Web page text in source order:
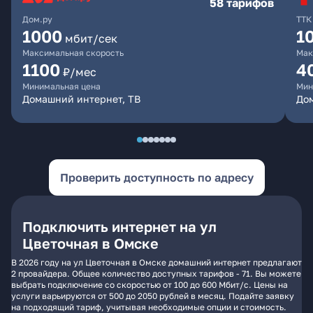
Дом.ру
58 тарифов
1000 мбит/сек
Максимальная скорость
1100 ₽/мес
Минимальная цена
Домашний интернет, ТВ
ТТК
Проверить доступность по адресу
Подключить интернет на ул
Цветочная в Омске
В 2026 году на ул Цветочная в Омске домашний интернет предлагают
2 провайдера. Общее количество доступных тарифов - 71. Вы можете
выбрать подключение со скоростью от 100 до 600 Мбит/с. Цены на
услуги варьируются от 500 до 2050 рублей в месяц. Подайте заявку
на подходящий тариф, учитывая необходимые опции и стоимость.